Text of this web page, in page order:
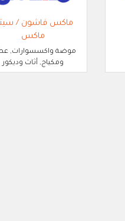
ماكس فاشون /
ماكس
موضة واكسسوارات,
ومكياج, أثاث وديكور